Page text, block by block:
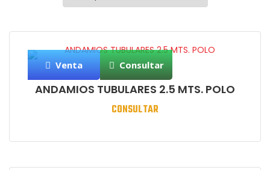
Venta Consultar
ANDAMIOS TUBULARES 2.5 MTS. POLO
CONSULTAR